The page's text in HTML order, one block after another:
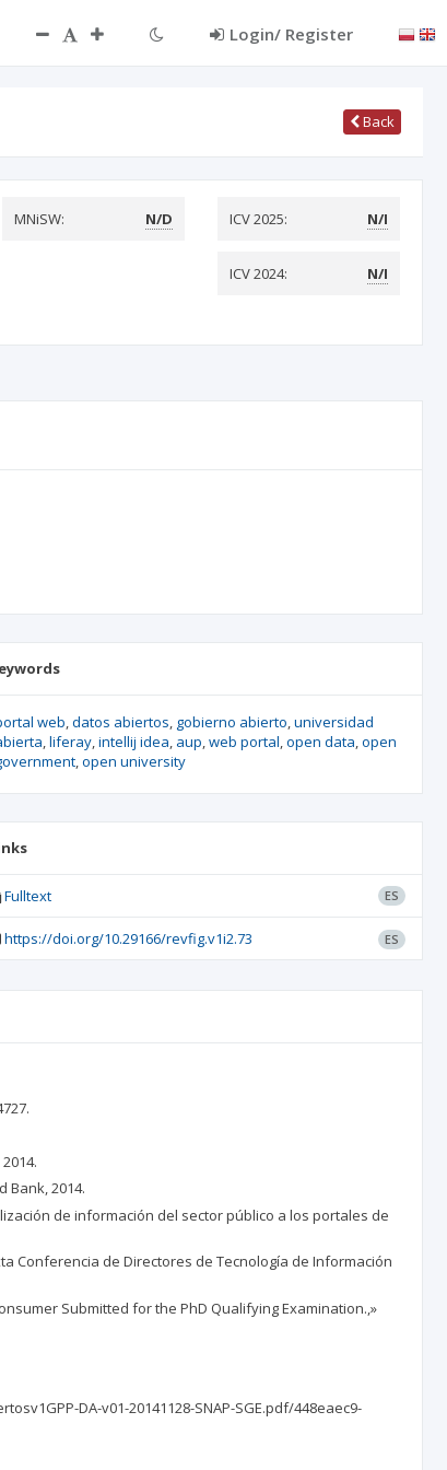
Login/ Register
Back
MNiSW: N/D ICV 2025: N/I
ICV 2024: N/I
web datos abiertos gobierno abierto universidad
liferay intellij idea aup web portal open data open
open university
Fulltext ES
https://doi.org/10.29166/revfig.v1i2.73 ES
Bank, 2014.
de información del sector público a los portales de
Conferencia de Directores de Tecnología de Información
Submitted for the PhD Qualifying Examination.,»
DA-v01-20141128-SNAP-SGE.pdf/448eaec9-